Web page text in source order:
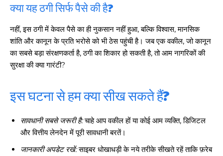
क्या यह ठगी सिर्फ पैसे की है?
नहीं, इस ठगी में केवल पैसे का ही नुकसान नहीं हुआ, बल्कि विश्वास, मानसिक
शांति और कानून के प्रति भरोसे को भी ठेस पहुंची है। जब एक वकील, जो कानून
का सबसे बड़ा संरक्षणकर्ता है, ठगी का शिकार हो सकती है, तो आम नागरिकों की
सुरक्षा की क्या गारंटी?
इस घटना से हम क्या सीख सकते हैं?
सावधानी सबसे जरूरी है:चाहे आप वकील हों या कोई आम व्यक्ति, डिजिटल
और वित्तीय लेनदेन में पूरी सावधानी बरतें।
जानकारी अपडेट रखें:साइबर धोखाधड़ी के नये तरीके सीखते रहें ताकि फ़रेब